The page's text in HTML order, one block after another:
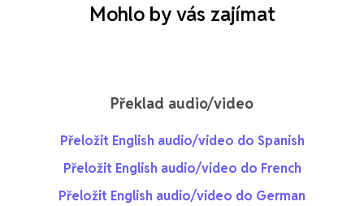
Mohlo by vás zajímat
Překlad audio/video
Přeložit English audio/video do Spanish
Přeložit English audio/video do French
Přeložit English audio/video do German